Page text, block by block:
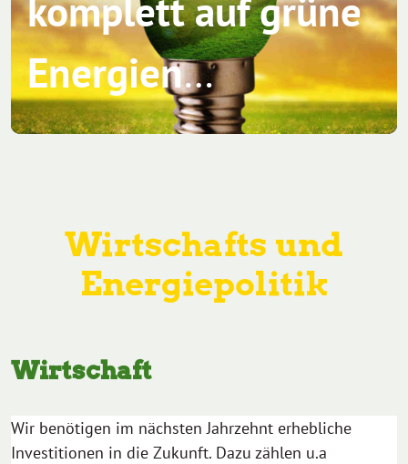
komplett auf grüne
Energien…
Wirtschafts und
Energiepolitik
Wirtschaft
Wir benötigen im nächsten Jahrzehnt erhebliche
Investitionen in die Zukunft. Dazu zählen u.a